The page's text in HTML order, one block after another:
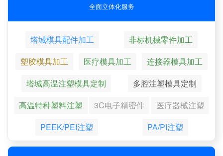
全面立体化服务
塔城模具配件加工
非标机械零件加工
塑胶模具加工
医疗模具加工
连接器模具加工
塔城高温注塑模具定制
多腔注塑模具定制
高温特种塑料注塑
3C电子精密件
医疗器械注塑
PEEK/PEI注塑
PA/PI注塑